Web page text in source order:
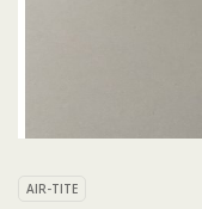
AIR-TITE